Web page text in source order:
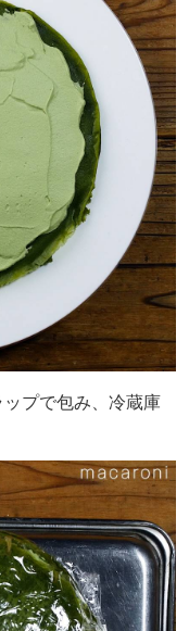
プで包み、冷蔵庫